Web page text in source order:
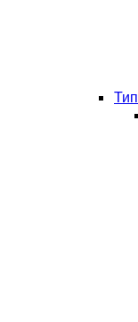
Тип